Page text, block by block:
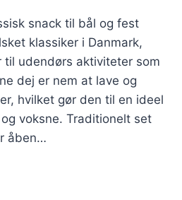
snack til bål og fest
klassiker i Danmark,
udendørs aktiviteter som
dej er nem at lave og
hvilket gør den til en ideel
voksne. Traditionelt set
åben…